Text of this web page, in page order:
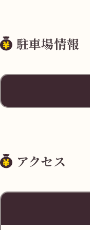
駐車場情報
料金
アクセス